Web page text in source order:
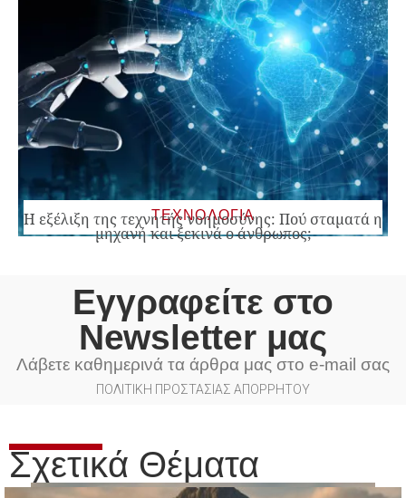
ΤΕΧΝΟΛΟΓΙΑ
Η εξέλιξη της τεχνητής νοημοσύνης: Πού σταματά η
μηχανή και ξεκινά ο άνθρωπος;
Εγγραφείτε στο
Newsletter μας
Λάβετε καθημερινά τα άρθρα μας στο e-mail σας
ΠΟΛΙΤΙΚΗ ΠΡΟΣΤΑΣΙΑΣ ΑΠΟΡΡΗΤΟΥ
Σχετικά Θέματα